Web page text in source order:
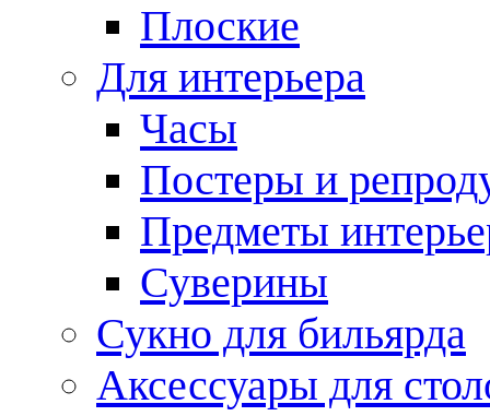
Плоские
Для интерьера
Часы
Постеры и
Предметы
Суверины
Сукно для бильярда
Аксессуары для